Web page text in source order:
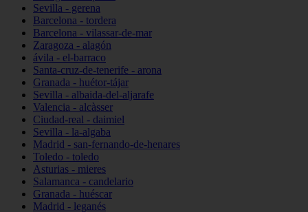
Sevilla - gerena
Barcelona - tordera
Barcelona - vilassar-de-mar
Zaragoza - alagón
ávila - el-barraco
Santa-cruz-de-tenerife - arona
Granada - huétor-tájar
Sevilla - albaida-del-aljarafe
Valencia - alcàsser
Ciudad-real - daimiel
Sevilla - la-algaba
Madrid - san-fernando-de-henares
Toledo - toledo
Asturias - mieres
Salamanca - candelario
Granada - huéscar
Madrid - leganés